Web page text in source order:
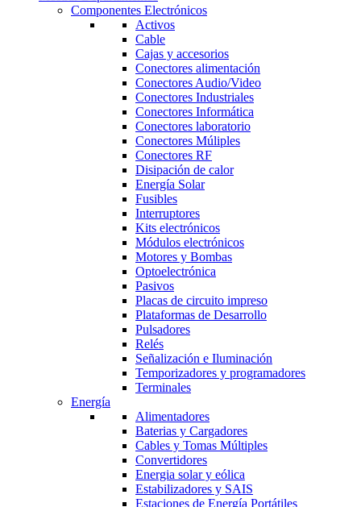
Componentes Electrónicos
Activos
Cable
Cajas y accesorios
Conectores alimentación
Conectores Audio/Video
Conectores Industriales
Conectores Informática
Conectores laboratorio
Conectores Múliples
Conectores RF
Disipación de calor
Energía Solar
Fusibles
Interruptores
Kits electrónicos
Módulos electrónicos
Motores y Bombas
Optoelectrónica
Pasivos
Placas de circuito impreso
Plataformas de Desarrollo
Pulsadores
Relés
Señalización e Iluminación
Temporizadores y programadores
Terminales
Energía
Alimentadores
Baterias y Cargadores
Cables y Tomas Múltiples
Convertidores
Energia solar y eólica
Estabilizadores y SAIS
Estaciones de Energía Portátiles